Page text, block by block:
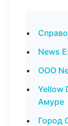
News
ООО
Yellow
Амуре
Город